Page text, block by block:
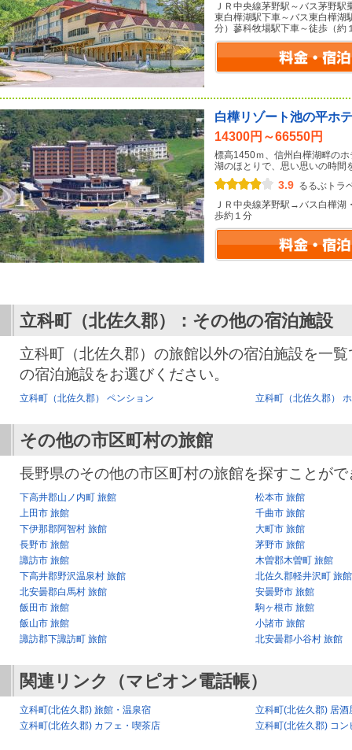
ＪＲ中央線茅野駅～バス茅野
東白樺湖駅下車～バス東白樺湖
分）蓼科牧場駅下車～徒歩（約
白樺リゾート池の平ホ
14300円～66550円
標高1450ｍ、信州白樺湖畔の
湖のほとりで、思い思いの時間
3.9 るるぶトラ
ＪＲ中央線茅野駅→バス白樺
歩約１分
立科町（北佐久郡）：その他の宿泊施設
立科町（北佐久郡）の旅館以外の宿泊施設を一
の宿泊施設をお選びください。
立科町（北佐久郡） ペンション 立科町（北佐久郡）
その他の市区町村の旅館
長野県のその他の市区町村の旅館を探すことが
下高井郡山ノ内町 旅館
松本市 旅館
上田市 旅館
千曲市 旅館
下伊那郡阿智村 旅館
大町市 旅館
長野市 旅館
茅野市 旅館
諏訪市 旅館
木曽郡木曽町 旅館
下高井郡野沢温泉村 旅館
北佐久郡軽井沢町 旅館
北安曇郡白馬村 旅館
安曇野市 旅館
飯田市 旅館
駒ヶ根市 旅館
飯山市 旅館
小諸市 旅館
諏訪郡下諏訪町 旅館
北安曇郡小谷村 旅館
関連リンク（マピオン電話帳）
立科町(北佐久郡) 旅館・温泉宿
立科町(北佐久郡) 居
立科町(北佐久郡) カフェ・喫茶店
立科町(北佐久郡) コン